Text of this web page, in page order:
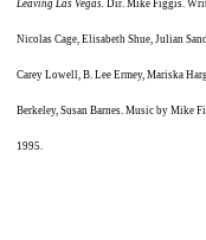
Leaving Las Vegas. Dir. Mike Figgis.
Nicolas Cage, Elisabeth Shue, Julian
Carey Lowell, B. Lee Ermey, Mariska
Berkeley, Susan Barnes. Music by Mike
1995.